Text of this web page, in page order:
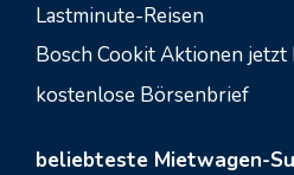
Lastminute-Reisen
Bosch Cookit Aktionen jetzt
kostenlose Börsenbrief
beliebteste Mietwagen-